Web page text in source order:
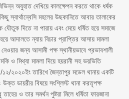
অযুহাত দেখিয়ে কালক্ষেপন করতে থাকে ধর্ষক
স্বার্থান্বেসি মহলের উছকানিতে আবার তালাকের
দিতে না পারায় এবং মেয়ে ধর্ষিত হয়ে সমাজে
আদালতে ন্যায় বিচার প্রাপ্তির আসায় মামলা
জন্য আসামী পক্ষ স্থানীয়ভাবে প্রভাবশালী
ও মিথ্যা মামলা দিয়ে হয়রানী সহ ভয়ভিতি
২০২০ইং তারিখে জৈন্তাপুর মডেল থানায় একটি
উক্ত ডায়রীর বিষয়ে সংশ্লিস্ট থানা করতৃপক্ষ
ও তার সমর্থন পুষ্টরা মিলে ধর্ষিতা ফারজানা